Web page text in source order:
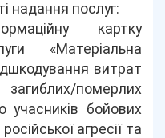
надання послуг:
картку
«Матеріальна
витрат
померлих
учасників бойових
агресії та